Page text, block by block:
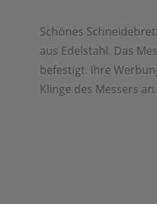
Schönes
aus Edelstahl. Das
befestigt. Ihre
Klinge des Messers an.